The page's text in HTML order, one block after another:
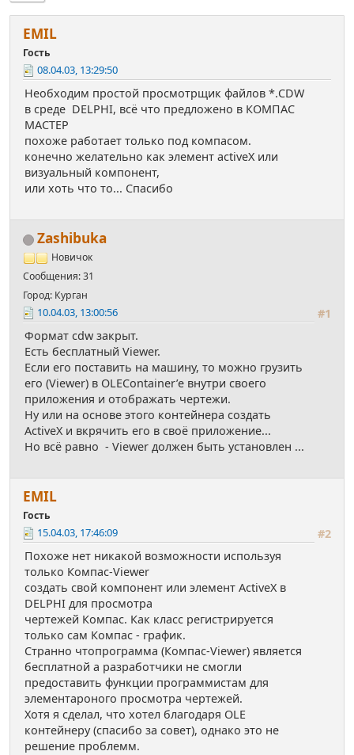
EMIL
Гость
08.04.03, 13:29:50
Необходим простой просмотрщик файлов *.CDW
в среде DELPHI, всё что предложено в КОМПАС
МАСТЕР
похоже работает только под компасом.
конечно желательно как элемент activeX или
визуальный компонент,
или хоть что то... Спасибо
Zashibuka
Новичок
Сообщения: 31
Город: Курган
#1
10.04.03, 13:00:56
Формат cdw закрыт.
Есть бесплатный Viewer.
Если его поставить на машину, то можно грузить
его (Viewer) в OLEContainer’e внутри своего
приложения и отображать чертежи.
Ну или на основе этого контейнера создать
ActiveX и вкрячить его в своё приложение...
Но всё равно - Viewer должен быть установлен ...
EMIL
Гость
#2
15.04.03, 17:46:09
Похоже нет никакой возможности используя
только Компас-Viewer
создать свой компонент или элемент ActiveX в
DELPHI для просмотра
чертежей Компас. Как класс регистрируется
только сам Компас - график.
Странно чтопрограмма (Компас-Viewer) является
бесплатной а разработчики не смогли
предоставить функции программистам для
элементароного просмотра чертежей.
Хотя я сделал, что хотел благодаря OLE
контейнеру (спасибо за совет), однако это не
решение проблемм.